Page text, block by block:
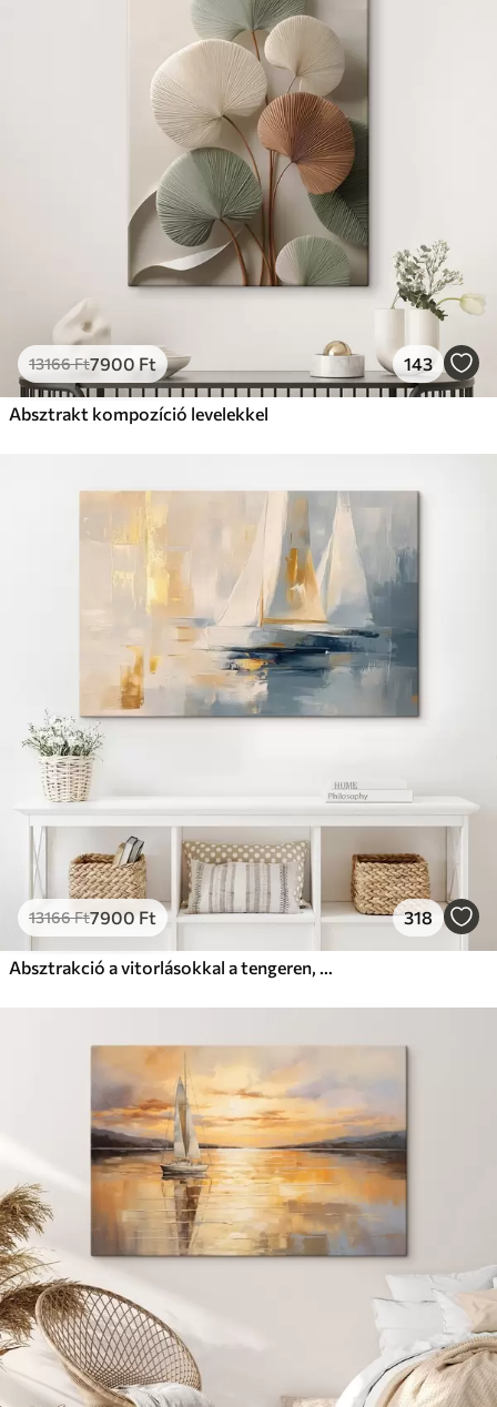
13166Ft7900 Ft 143
Absztrakt kompozíció levelekkel
13166Ft7900 Ft 318
Absztrakció a vitorlásokkal a tengeren, akril stílusban, naplemente